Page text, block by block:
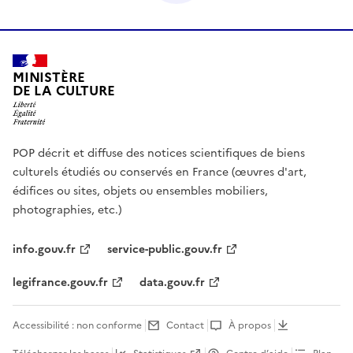
MINISTÈRE
DE LA CULTURE
POP décrit et diffuse des notices scientifiques de biens
culturels étudiés ou conservés en France (œuvres d'art,
édifices ou sites, objets ou ensembles mobiliers,
photographies, etc.)
info.gouv.fr
service-public.gouv.fr
legifrance.gouv.fr
data.gouv.fr
Accessibilité : non conforme Contact
À propos